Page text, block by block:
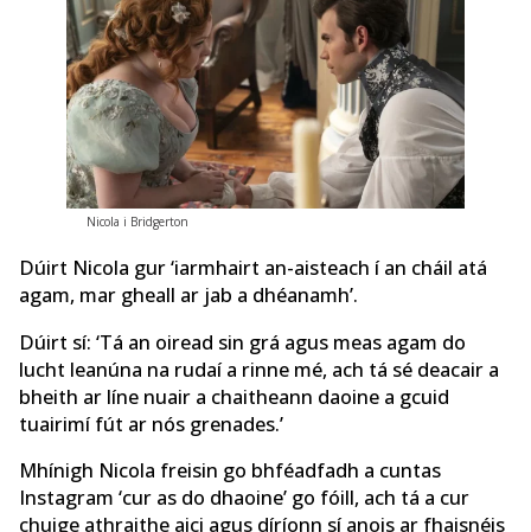
Nicola i Bridgerton
Dúirt Nicola gur ‘iarmhairt an-aisteach í an cháil atá
agam, mar gheall ar jab a dhéanamh’.
Dúirt sí: ‘Tá an oiread sin grá agus meas agam do
lucht leanúna na rudaí a rinne mé, ach tá sé deacair a
bheith ar líne nuair a chaitheann daoine a gcuid
tuairimí fút ar nós grenades.’
Mhínigh Nicola freisin go bhféadfadh a cuntas
Instagram ‘cur as do dhaoine’ go fóill, ach tá a cur
chuige athraithe aici agus díríonn sí anois ar fhaisnéis